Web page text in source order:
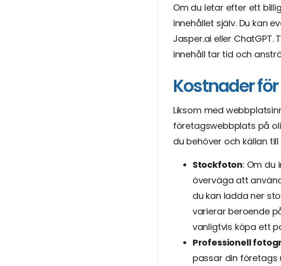
Om du letar efter ett
innehållet själv. Du kan
Jasper.ai eller
innehåll tar tid och
Kostnader
Liksom med
företagswebbplats på
du behöver och källan
Stockfoton: Om du
överväga att
du kan ladda ner
varierar beroende
vanligtvis köpa ett
Professionell
passar din företags